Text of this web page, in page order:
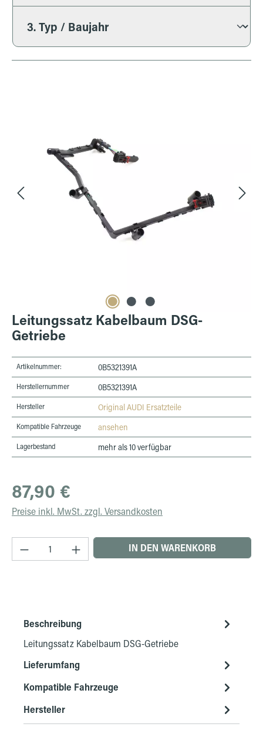
Leitungssatz Kabelbaum DSG-
Getriebe
Artikelnummer: 0B5321391A
Herstellernummer 0B5321391A
Hersteller Original AUDI Ersatzteile
Kompatible Fahrzeuge ansehen
Lagerbestand mehr als 10 verfügbar
Regulärer Preis:
87,90 €
Preise inkl. MwSt. zzgl. Versandkosten
Produkt Anzahl: Gib den gewünschten Wert
IN DEN WARENKORB
Beschreibung
Leitungssatz Kabelbaum DSG-Getriebe
Lieferumfang
Kompatible Fahrzeuge
Hersteller